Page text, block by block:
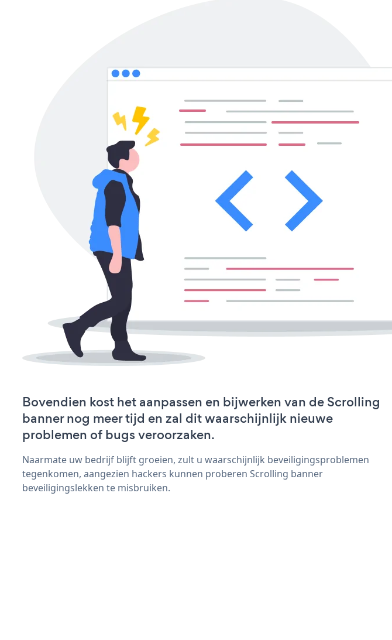
Bovendien kost het aanpassen en bijwerken van de Scrolling
banner nog meer tijd en zal dit waarschijnlijk nieuwe
problemen of bugs veroorzaken.
Naarmate uw bedrijf blijft groeien, zult u waarschijnlijk beveiligingsproblemen
tegenkomen, aangezien hackers kunnen proberen Scrolling banner
beveiligingslekken te misbruiken.